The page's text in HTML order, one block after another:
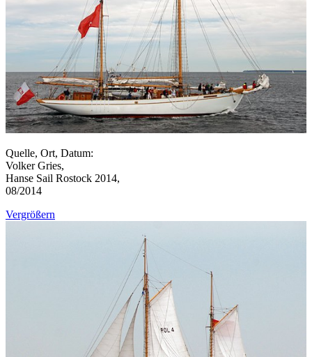
Quelle, Ort, Datum:
Volker Gries,
Hanse Sail Rostock 2014,
08/2014
Vergrößern